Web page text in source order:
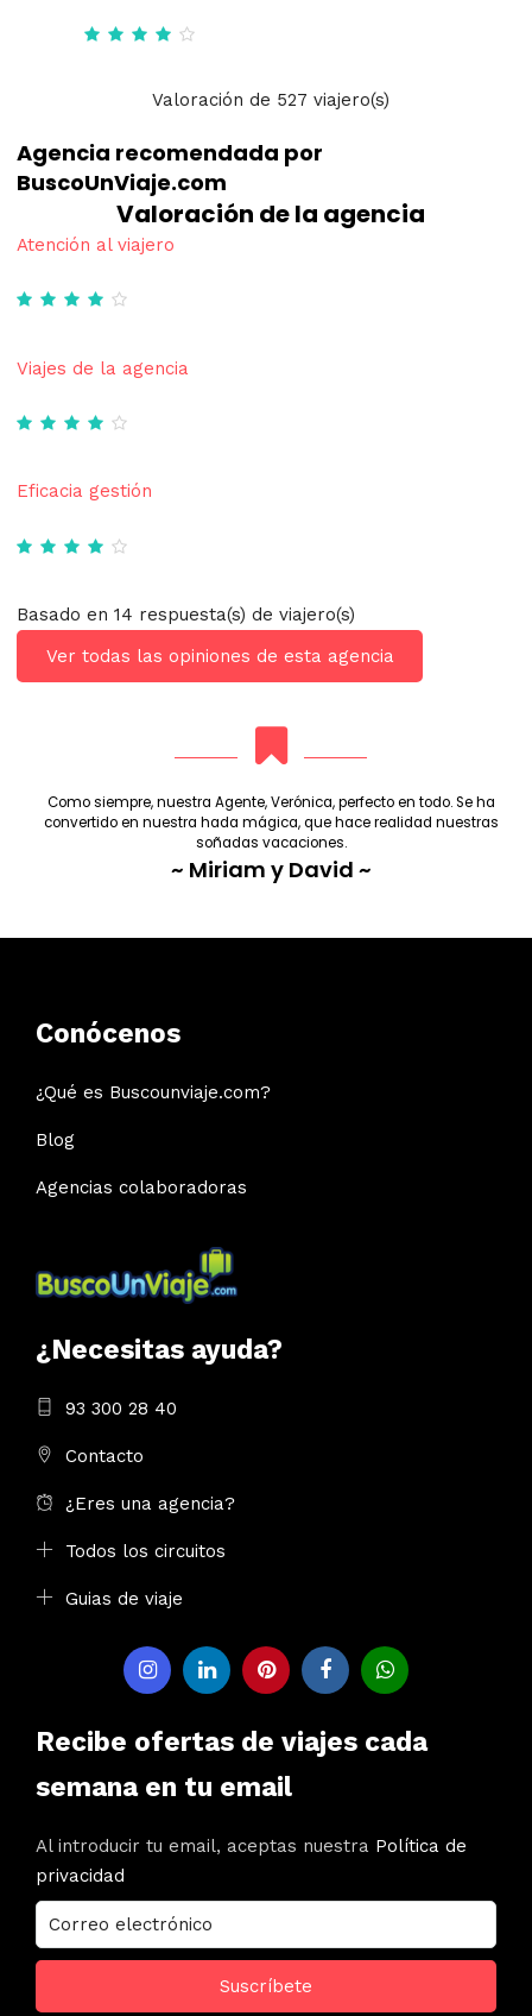
Valoración de 527 viajero(s)
Agencia recomendada por
BuscoUnViaje.com
Valoración de la agencia
Atención al viajero
Viajes de la agencia
Eficacia gestión
Basado en 14 respuesta(s) de viajero(s)
Ver todas las opiniones de esta agencia
Como siempre, nuestra Agente, Verónica, perfecto en todo. Se ha
convertido en nuestra hada mágica, que hace realidad nuestras
soñadas vacaciones.
~ Miriam y David ~
Conócenos
¿Qué es Buscounviaje.com?
Blog
Agencias colaboradoras
¿Necesitas ayuda?
93 300 28 40
Contacto
¿Eres una agencia?
Todos los circuitos
Guias de viaje
Recibe ofertas de viajes cada
semana en tu email
Al introducir tu email, aceptas nuestra Política de
privacidad